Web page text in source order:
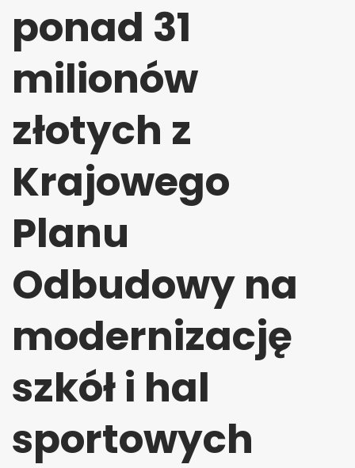
ponad 31
milionów
złotych z
Krajowego
Planu
Odbudowy na
modernizację
szkół i hal
sportowych